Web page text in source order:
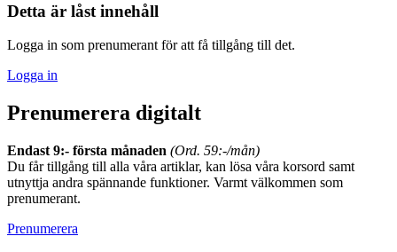
Detta är låst innehåll
Logga in som prenumerant för att få tillgång till det.
Logga in
Prenumerera digitalt
Endast 9:- första månaden (Ord. 59:-/mån)
Du får tillgång till alla våra artiklar, kan lösa våra korsord samt
utnyttja andra spännande funktioner. Varmt välkommen som
prenumerant.
Prenumerera